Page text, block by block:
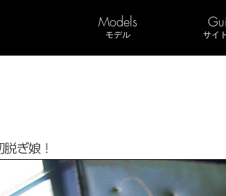
Models
モデル サイ